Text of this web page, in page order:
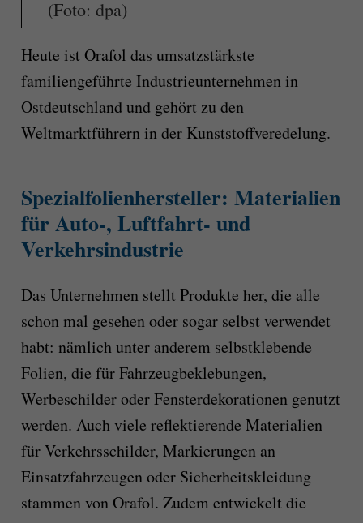
(Foto: dpa)
Heute ist Orafol das umsatzstärkste
familiengeführte Industrieunternehmen in
Ostdeutschland und gehört zu den
Weltmarktführern in der Kunststoffveredelung.
Spezialfolienhersteller: Materialien
für Auto-, Luftfahrt- und
Verkehrsindustrie
Das Unternehmen stellt Produkte her, die alle
schon mal gesehen oder sogar selbst verwendet
habt: nämlich unter anderem selbstklebende
Folien, die für Fahrzeugbeklebungen,
Werbeschilder oder Fensterdekorationen genutzt
werden. Auch viele reflektierende Materialien
für Verkehrsschilder, Markierungen an
Einsatzfahrzeugen oder Sicherheitskleidung
stammen von Orafol. Zudem entwickelt die